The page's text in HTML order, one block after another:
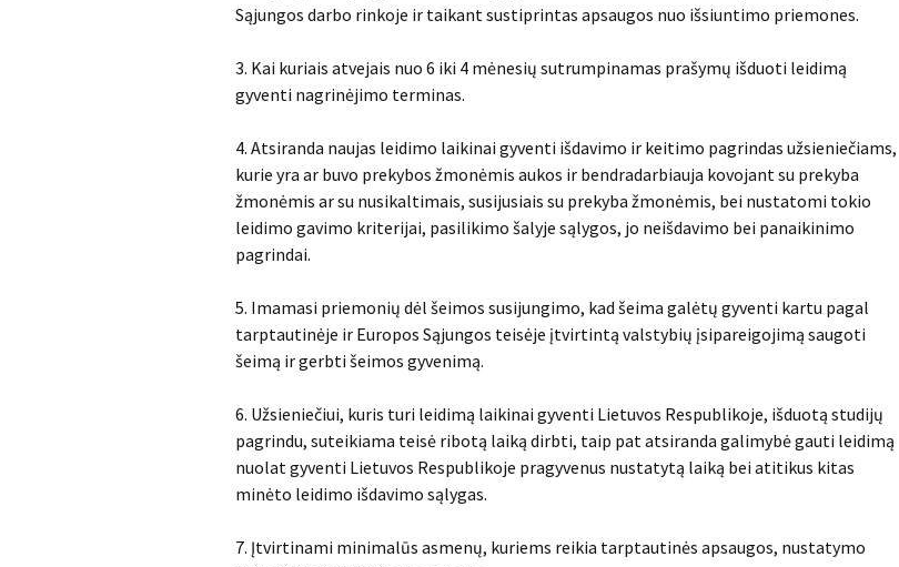
Sąjungos darbo rinkoje ir taikant sustiprintas apsaugos nuo išsiuntimo priemones.
3. Kai kuriais atvejais nuo 6 iki 4 mėnesių sutrumpinamas prašymų išduoti leidimą
gyventi nagrinėjimo terminas.
4. Atsiranda naujas leidimo laikinai gyventi išdavimo ir keitimo pagrindas užsieniečiams,
kurie yra ar buvo prekybos žmonėmis aukos ir bendradarbiauja kovojant su prekyba
žmonėmis ar su nusikaltimais, susijusiais su prekyba žmonėmis, bei nustatomi tokio
leidimo gavimo kriterijai, pasilikimo šalyje sąlygos, jo neišdavimo bei panaikinimo
pagrindai.
5. Imamasi priemonių dėl šeimos susijungimo, kad šeima galėtų gyventi kartu pagal
tarptautinėje ir Europos Sąjungos teisėje įtvirtintą valstybių įsipareigojimą saugoti
šeimą ir gerbti šeimos gyvenimą.
6. Užsieniečiui, kuris turi leidimą laikinai gyventi Lietuvos Respublikoje, išduotą studijų
pagrindu, suteikiama teisė ribotą laiką dirbti, taip pat atsiranda galimybė gauti leidimą
nuolat gyventi Lietuvos Respublikoje pragyvenus nustatytą laiką bei atitikus kitas
minėto leidimo išdavimo sąlygas.
7. Įtvirtinami minimalūs asmenų, kuriems reikia tarptautinės apsaugos, nustatymo